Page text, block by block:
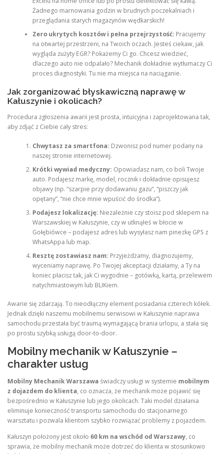
Żadnego marnowania godzin w brudnych poczekalniach i
przeglądania starych magazynów wędkarskich!
Zero ukrytych kosztów i pełna przejrzystość: Pracujemy
na otwartej przestrzeni, na Twoich oczach. Jesteś ciekaw, jak
wygląda zużyty EGR? Pokażemy Ci go. Chcesz wiedzieć,
dlaczego auto nie odpalało? Mechanik dokładnie wytłumaczy Ci
proces diagnostyki. Tu nie ma miejsca na naciąganie.
Jak zorganizować błyskawiczną naprawę w
Kałuszynie i okolicach?
Procedura zgłoszenia awarii jest prosta, intuicyjna i zaprojektowana tak,
aby zdjąć z Ciebie cały stres:
Chwytasz za smartfona: Dzwonisz pod numer podany na
naszej stronie internetowej.
Krótki wywiad medyczny: Opowiadasz nam, co boli Twoje
auto. Podajesz markę, model, rocznik i dokładnie opisujesz
objawy (np. “szarpie przy dodawaniu gazu”, “piszczy jak
opętany”, “nie chce mnie wpuścić do środka”).
Podajesz lokalizację: Niezależnie czy stoisz pod sklepem na
Warszawskiej w Kałuszynie, czy w utknąłeś w błocie w
Gołębiówce – podajesz adres lub wysyłasz nam pinezkę GPS z
WhatsAppa lub map.
Resztę zostawiasz nam: Przyjeżdżamy, diagnozujemy,
wyceniamy naprawę. Po Twojej akceptacji działamy, a Ty na
koniec płacisz tak, jak Ci wygodnie – gotówką, kartą, przelewem
natychmiastowym lub BLIKiem.
Awarie się zdarzają. To nieodłączny element posiadania czterech kółek.
Jednak dzięki naszemu mobilnemu serwisowi w Kałuszynie naprawa
samochodu przestała być traumą wymagającą brania urlopu, a stała się
po prostu szybką usługą door-to-door.
Mobilny mechanik w Kałuszynie –
charakter usług
Mobilny Mechanik Warszawa świadczy usługi w systemie mobilnym
z dojazdem do klienta, co oznacza, że mechanik może pojawić się
bezpośrednio w Kałuszynie lub jego okolicach. Taki model działania
eliminuje konieczność transportu samochodu do stacjonarnego
warsztatu i pozwala klientom szybko rozwiązać problemy z pojazdem.
Kałuszyn położony jest około 60 km na wschód od Warszawy, co
sprawia, że mobilny mechanik może dotrzeć do klienta w stosunkowo